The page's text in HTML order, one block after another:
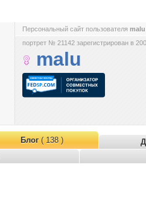
Персональный сайт пользователя
портрет № 21142 зарегистрирован в
malu
Блог( 138 )